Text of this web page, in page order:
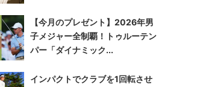
【今月のプレゼント】2026年男
子メジャー全制覇！トゥルーテン
パー「ダイナミック...
インパクトでクラブを1回転させ